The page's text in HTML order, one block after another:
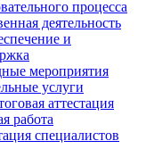
процесса
деятельность
и
мероприятия
услуги
аттестация
работа
специалистов